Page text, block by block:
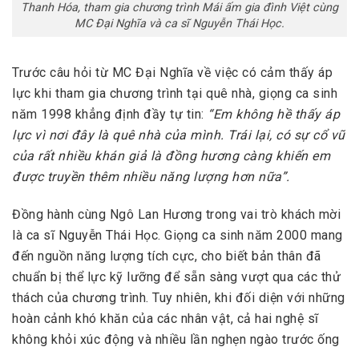
Thanh Hóa, tham gia chương trình Mái ấm gia đình Việt cùng
MC Đại Nghĩa và ca sĩ Nguyễn Thái Học.
Trước câu hỏi từ MC Đại Nghĩa về việc có cảm thấy áp
lực khi tham gia chương trình tại quê nhà, giọng ca sinh
năm 1998 khẳng định đầy tự tin: “Em không hề thấy áp
lực vì nơi đây là quê nhà của mình. Trái lại, có sự cổ vũ
của rất nhiều khán giả là đồng hương càng khiến em
được truyền thêm nhiều năng lượng hơn nữa”.
Đồng hành cùng Ngô Lan Hương trong vai trò khách mời
là ca sĩ Nguyễn Thái Học. Giọng ca sinh năm 2000 mang
đến nguồn năng lượng tích cực, cho biết bản thân đã
chuẩn bị thể lực kỹ lưỡng để sẵn sàng vượt qua các thử
thách của chương trình. Tuy nhiên, khi đối diện với những
hoàn cảnh khó khăn của các nhân vật, cả hai nghệ sĩ
không khỏi xúc động và nhiều lần nghẹn ngào trước ống